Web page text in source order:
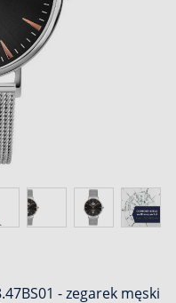
- zegarek męski